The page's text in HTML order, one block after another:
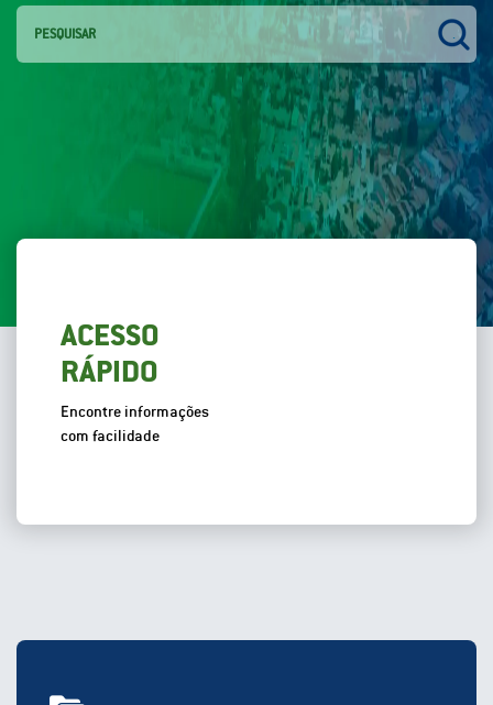
ACESSO
RÁPIDO
Encontre informações
com facilidade